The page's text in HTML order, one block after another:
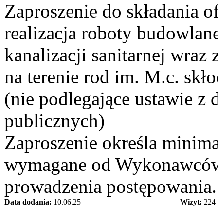
Zaproszenie do składania
realizacja roboty
kanalizacji sanitarnej wraz
na terenie rod im. M.c.
(nie podlegające ustawie z
publicznych)
Zaproszenie określa
wymagane od
prowadzenia postępowania.
Data dodania: 10.06.25 Wizyt: 224